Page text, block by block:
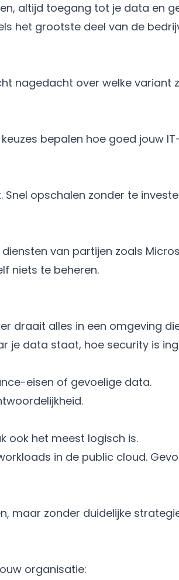
altijd toegang tot je data en
het grootste deel van de
nagedacht over welke variant
bepalen hoe goed jouw
opschalen zonder te
van partijen zoals
niets te beheren.
draait alles in een omgeving
je data staat, hoe security is
eisen of gevoelige data.
ook het meest logisch is.
in de public cloud.
maar zonder duidelijke
organisatie: